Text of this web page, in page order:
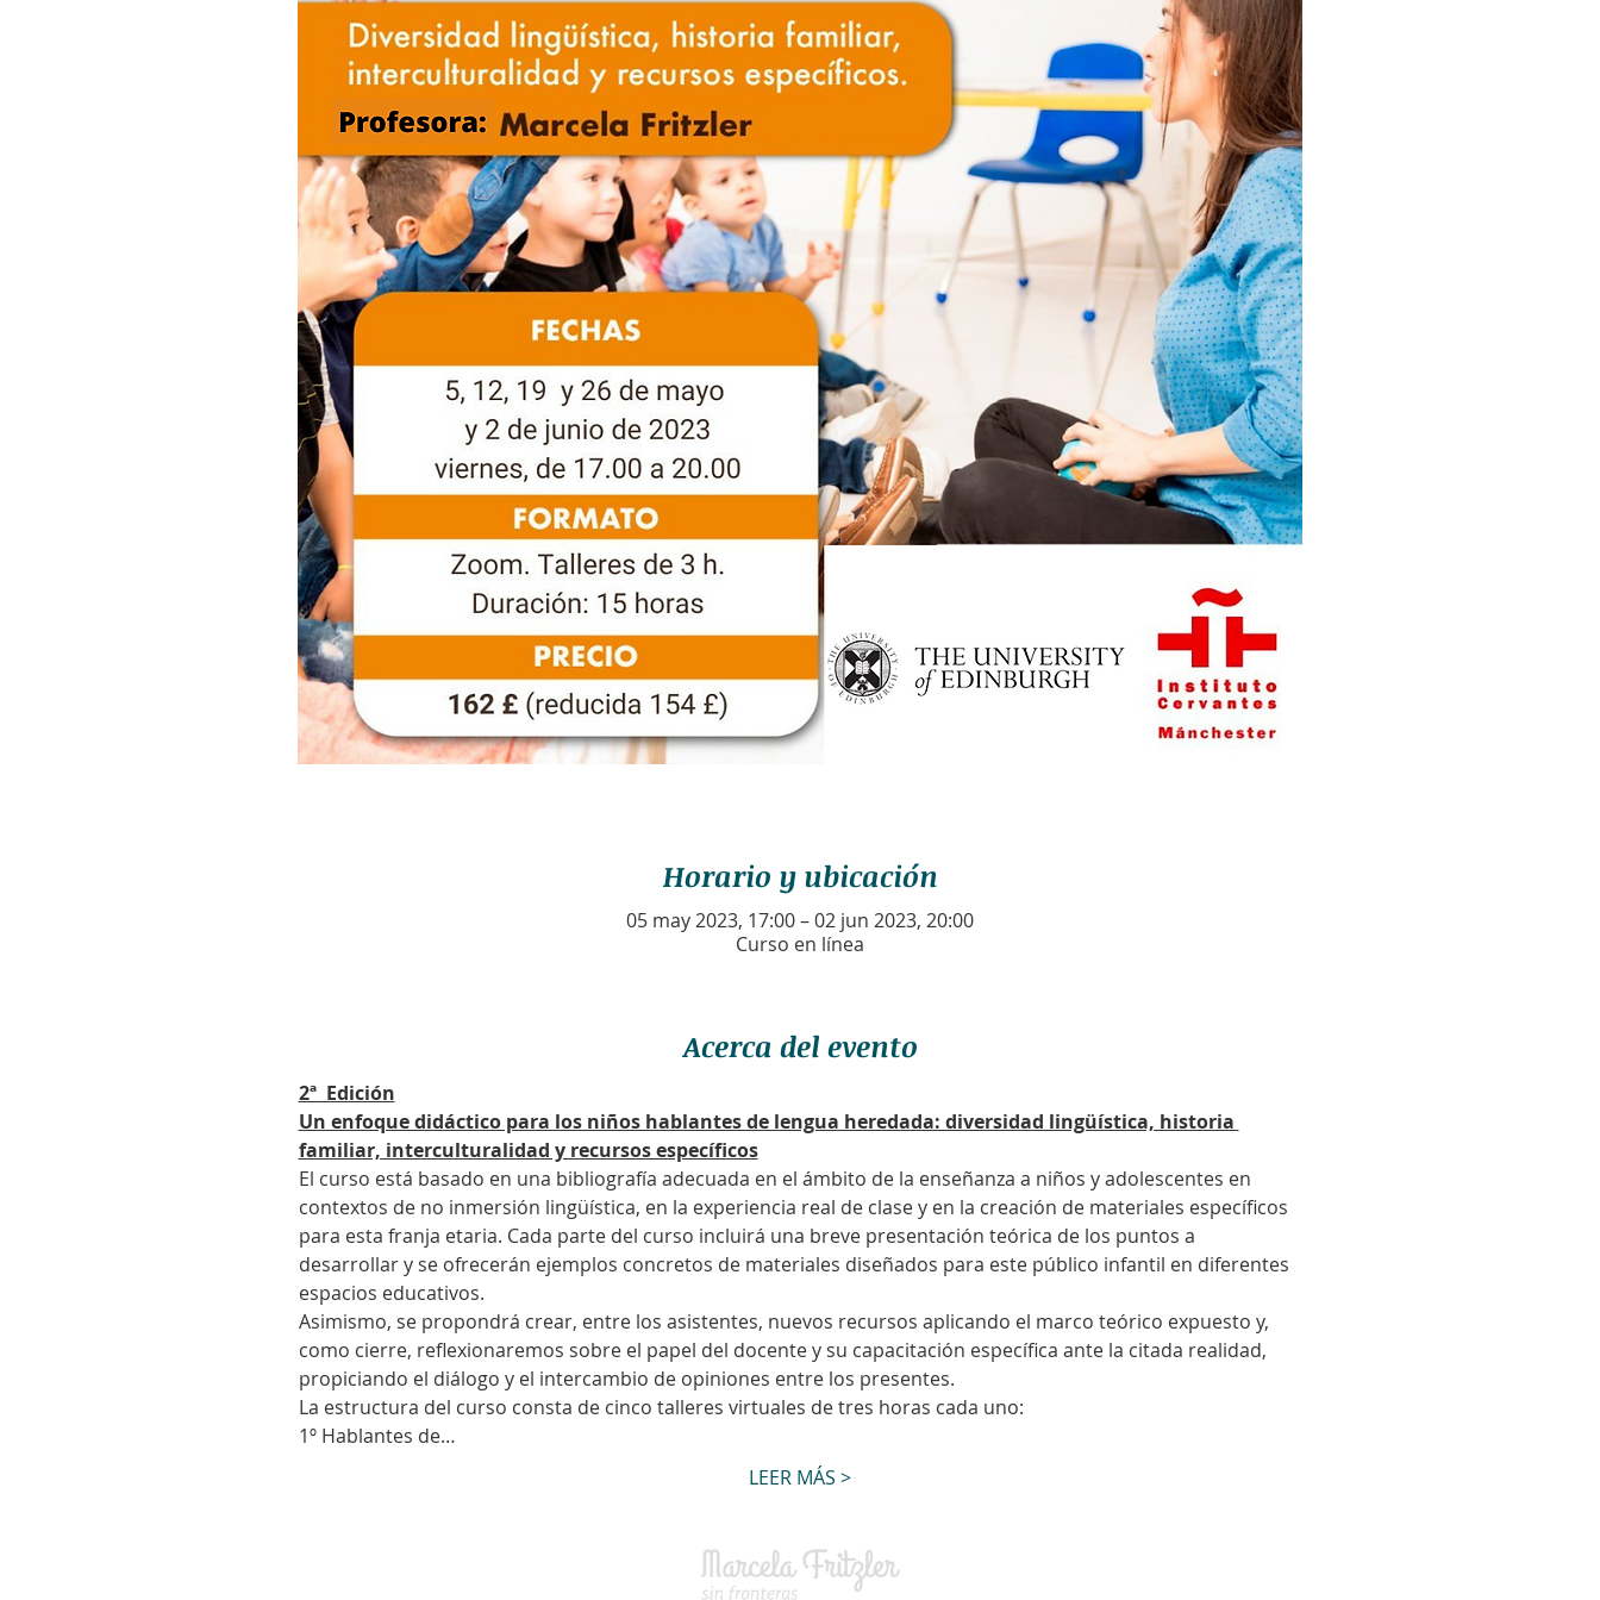
Horario y ubicación
05 may 2023, 17:00 – 02 jun 2023, 20:00
Curso en línea
Acerca del evento
2ª  Edición
Un enfoque didáctico para los niños hablantes de lengua heredada: diversidad lingüística, historia
familiar, interculturalidad y recursos específicos
El curso está basado en una bibliografía adecuada en el ámbito de la enseñanza a niños y adolescentes en
contextos de no inmersión lingüística, en la experiencia real de clase y en la creación de materiales específicos
para esta franja etaria. Cada parte del curso incluirá una breve presentación teórica de los puntos a
desarrollar y se ofrecerán ejemplos concretos de materiales diseñados para este público infantil en diferentes
espacios educativos.
Asimismo, se propondrá crear, entre los asistentes, nuevos recursos aplicando el marco teórico expuesto y,
como cierre, reflexionaremos sobre el papel del docente y su capacitación específica ante la citada realidad,
propiciando el diálogo y el intercambio de opiniones entre los presentes.
La estructura del curso consta de cinco talleres virtuales de tres horas cada uno:
1º Hablantes de…
LEER MÁS >